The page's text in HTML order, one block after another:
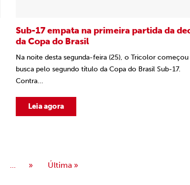
Sub-17 empata na primeira partida da
da Copa do Brasil
Na noite desta segunda-feira (25), o Tricolor começou
busca pelo segundo título da Copa do Brasil Sub-17.
Contra...
Leia agora
... » Última »